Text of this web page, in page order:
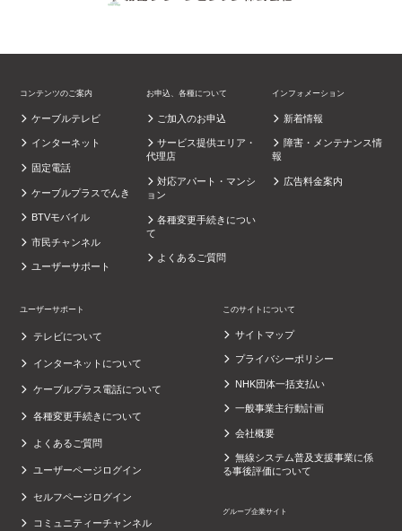
コンテンツのご案内
ケーブルテレビ
インターネット
固定電話
ケーブルプラスでんき
BTVモバイル
市民チャンネル
ユーザーサポート
お申込、各種について
ご加入のお申込
サービス提供エリア・
代理店
対応アパート・マンシ
ョン
各種変更手続きについ
て
よくあるご質問
インフォメーション
新着情報
障害・メンテナンス情
報
広告料金案内
ユーザーサポート
テレビについて
インターネットについて
ケーブルプラス電話について
各種変更手続きについて
よくあるご質問
ユーザーページログイン
セルフページログイン
コミュニティーチャンネル
このサイトについて
サイトマップ
プライバシーポリシー
NHK団体一括支払い
一般事業主行動計画
会社概要
無線システム普及支援事業に係
る事後評価について
グループ企業サイト